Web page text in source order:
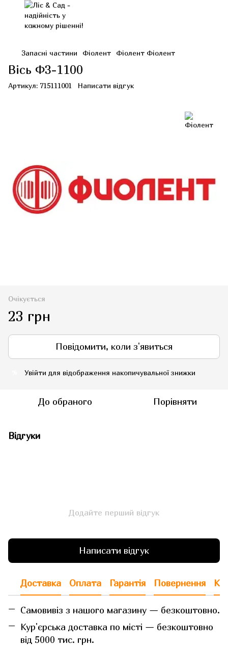
Запасні частини Фіолент Фіолент Фіолент
Вісь Ф3-1100
Артикул: 715111001 Написати відгук
Очікується
23 грн
Повідомити, коли з'явиться
Увійти для відображення накопичувальної знижки
До обраного Порівняти
Відгуки
Додайте перший відгук
Написати відгук
Доставка Оплата Гарантія Повернення
Самовивіз з нашого магазину — безкоштовно.
Кур'єрська доставка по місті — безкоштовно
від 5000 тис. грн.